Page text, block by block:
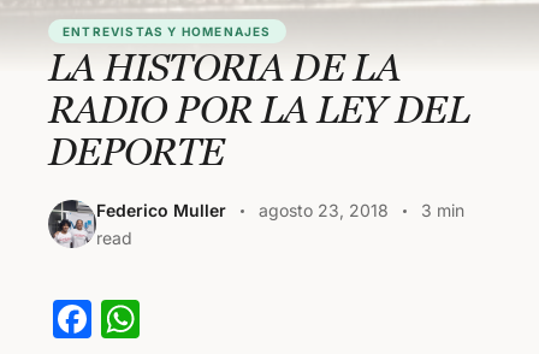
ENTREVISTAS Y HOMENAJES
LA HISTORIA DE LA
RADIO POR LA LEY DEL
DEPORTE
Federico Muller agosto 23, 2018
3 min
read
F